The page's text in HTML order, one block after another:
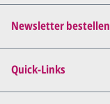
Quick-Links
Newsletter bestellen